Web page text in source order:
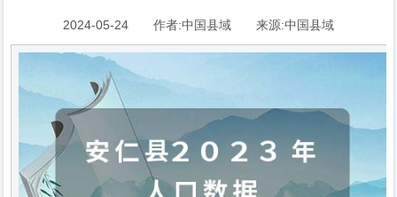
2024-05-24 作者:中国县域 来源:中国县域